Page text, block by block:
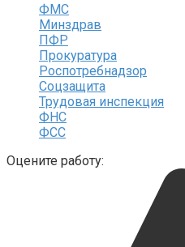
ФМС
Минздрав
ПФР
Прокуратура
Роспотребнадзор
Соцзащита
Трудовая инспекция
ФНС
ФСС
Оцените работу: